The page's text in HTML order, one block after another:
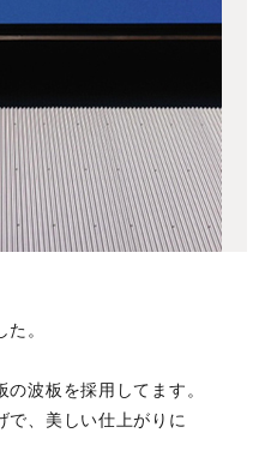
。
波板を採用してます。
で、美しい仕上がりに